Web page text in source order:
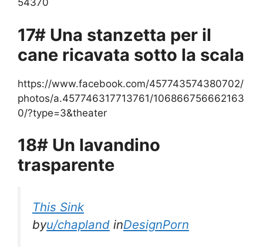
54370
17# Una stanzetta per il
cane ricavata sotto la scala
https://www.facebook.com/457743574380702/
photos/a.457746317713761/106866756662163
0/?type=3&theater
18# Un lavandino
trasparente
This Sink
byu/chapland inDesignPorn